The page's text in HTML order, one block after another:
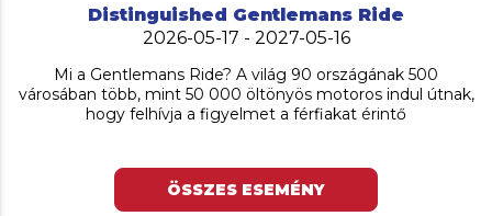
Distinguished Gentlemans Ride
2026-05-17 - 2027-05-16
Mi a Gentlemans Ride? A világ 90 országának 500
városában több, mint 50 000 öltönyös motoros indul útnak,
hogy felhívja a figyelmet a férfiakat érintő
ÖSSZES ESEMÉNY